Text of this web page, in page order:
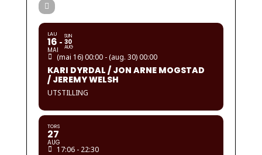
LAU
16
MAI
SUN
30
AUG
(mai 16) 00:00 - (aug. 30) 00:00
KARI DYRDAL / JON ARNE MOGSTAD
/ JEREMY WELSH
UTSTILLING
TORS
27
AUG
17:06 - 22:30